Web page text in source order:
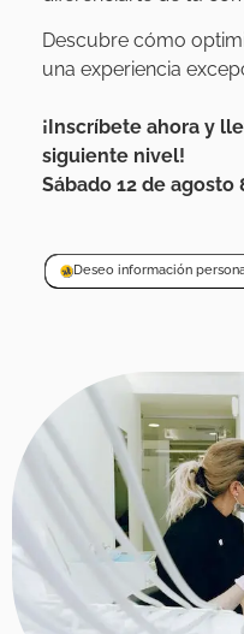
Descubre cómo
una experiencia
¡Inscríbete ahora y
siguiente nivel!
Sábado 12 de agosto
Deseo información